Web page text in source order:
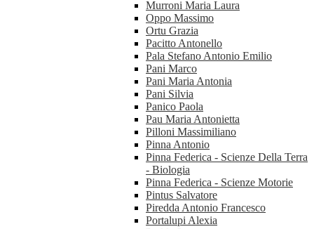
Murroni Maria Laura
Oppo Massimo
Ortu Grazia
Pacitto Antonello
Pala Stefano Antonio Emilio
Pani Marco
Pani Maria Antonia
Pani Silvia
Panico Paola
Pau Maria Antonietta
Pilloni Massimiliano
Pinna Antonio
Pinna Federica - Scienze Della Terra
- Biologia
Pinna Federica - Scienze Motorie
Pintus Salvatore
Piredda Antonio Francesco
Portalupi Alexia